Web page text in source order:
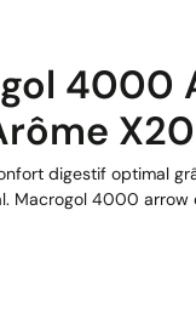
4000
digestif optimal
Macrogol 4000